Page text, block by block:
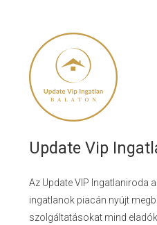
Update Vip
Az Update VIP Ingatlaniroda
ingatlanok piacán nyújt
szolgáltatásokat mind